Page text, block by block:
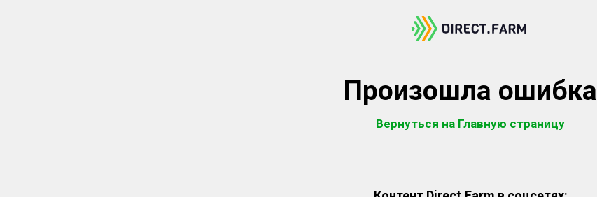
Произошла ошибка
Вернуться на Главную страницу